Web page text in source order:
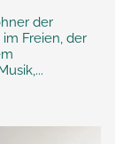
der
Freien, der